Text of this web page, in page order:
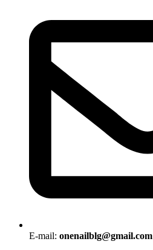
E-mail: onenailblg@gmail.com